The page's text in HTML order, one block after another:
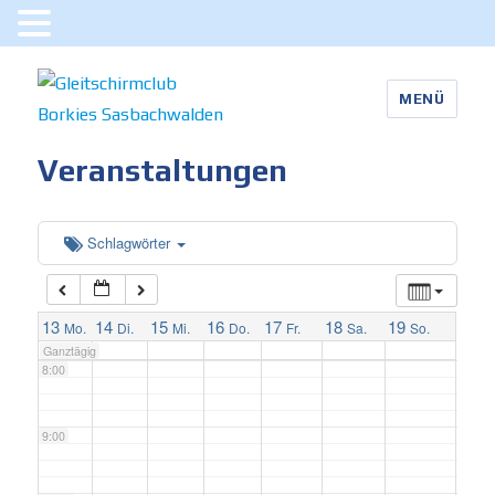
Gleitschirmclub Borkies
Sasbachwalden
MENÜ
Veranstaltungen
Schlagwörter
13 Mo. 14 Di. 15 Mi. 16 Do. 17 Fr. 18 Sa. 19 So.
Ganztägig
3:00
4:00
5:00
6:00
7:00
8:00
9:00